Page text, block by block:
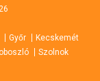
Győr
Kecskemét
Szolnok